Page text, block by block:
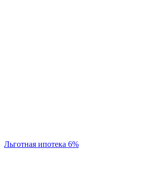
Льготная ипотека 6%